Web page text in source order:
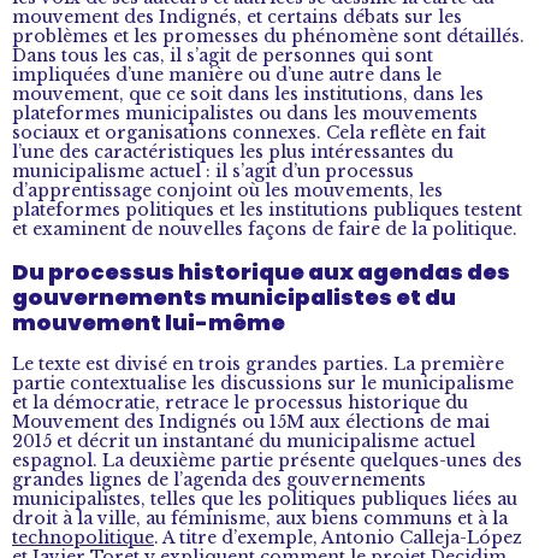
mouvement des Indignés, et certains débats sur les
problèmes et les promesses du phénomène sont détaillés.
Dans tous les cas, il s’agit de personnes qui sont
impliquées d’une manière ou d’une autre dans le
mouvement, que ce soit dans les institutions, dans les
plateformes municipalistes ou dans les mouvements
sociaux et organisations connexes. Cela reflète en fait
l’une des caractéristiques les plus intéressantes du
municipalisme actuel : il s’agit d’un processus
d’apprentissage conjoint où les mouvements, les
plateformes politiques et les institutions publiques testent
et examinent de nouvelles façons de faire de la politique.
Du processus historique aux agendas des
gouvernements municipalistes et du
mouvement lui-même
Le texte est divisé en trois grandes parties. La première
partie contextualise les discussions sur le municipalisme
et la démocratie, retrace le processus historique du
Mouvement des Indignés ou 15M aux élections de mai
2015 et décrit un instantané du municipalisme actuel
espagnol. La deuxième partie présente quelques-unes des
grandes lignes de l’agenda des gouvernements
municipalistes, telles que les politiques publiques liées au
droit à la ville, au féminisme, aux biens communs et à la
technopolitique. A titre d’exemple, Antonio Calleja-López